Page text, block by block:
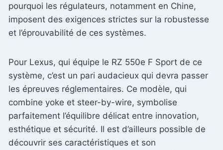
pourquoi les régulateurs, notamment en Chine,
imposent des exigences strictes sur la robustesse
et l’éprouvabilité de ces systèmes.
Pour Lexus, qui équipe le RZ 550e F Sport de ce
système, c’est un pari audacieux qui devra passer
les épreuves réglementaires. Ce modèle, qui
combine yoke et steer-by-wire, symbolise
parfaitement l’équilibre délicat entre innovation,
esthétique et sécurité. Il est d’ailleurs possible de
découvrir ses caractéristiques et son